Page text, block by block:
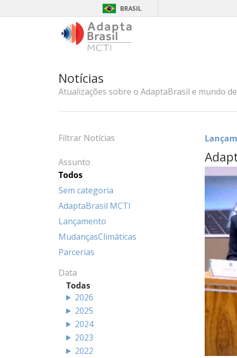
BRASIL
Notícias
Atualizações sobre o AdaptaBrasil e mundo
Filtrar Notícias
Assunto
Todos
Sem categoria
AdaptaBrasil MCTI
Lançamento
MudançasClimáticas
Parcerias
Data
Todas
2026
2025
2024
2023
2022